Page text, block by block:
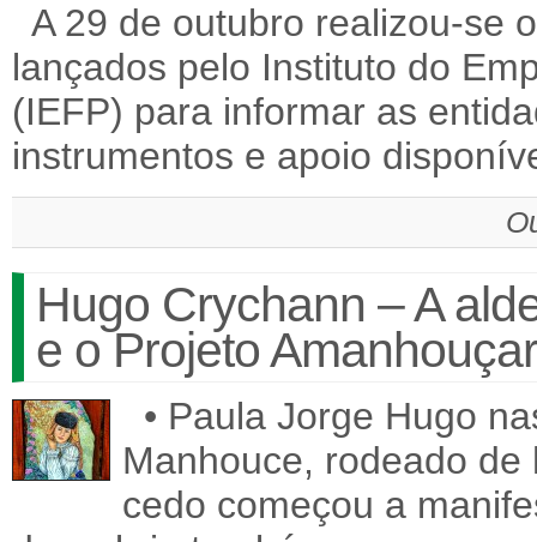
A 29 de outubro realizou-se
lançados pelo Instituto do
(IEFP) para informar as
instrumentos e apoio
Hugo Crychann – A
e o Projeto Amanhouçar
• Paula Jorge Hugo
Manhouce, rodeado
cedo começou a